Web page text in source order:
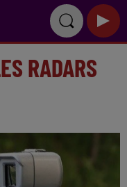
RADARS